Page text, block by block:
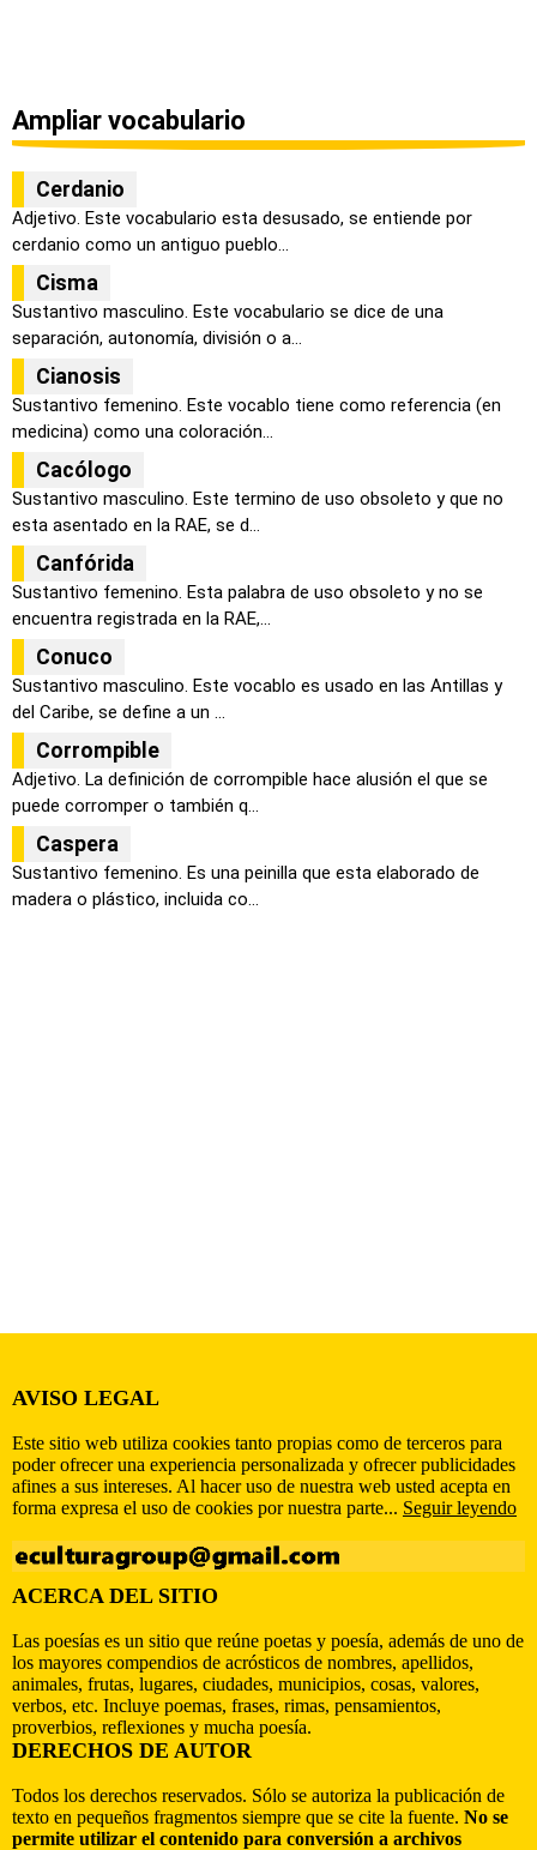
Ampliar vocabulario
Cerdanio
Adjetivo. Este vocabulario esta desusado, se entiende por
cerdanio como un antiguo pueblo...
Cisma
Sustantivo masculino. Este vocabulario se dice de una
separación, autonomía, división o a...
Cianosis
Sustantivo femenino. Este vocablo tiene como referencia (en
medicina) como una coloración...
Cacólogo
Sustantivo masculino. Este termino de uso obsoleto y que no
esta asentado en la RAE, se d...
Canfórida
Sustantivo femenino. Esta palabra de uso obsoleto y no se
encuentra registrada en la RAE,...
Conuco
Sustantivo masculino. Este vocablo es usado en las Antillas y
del Caribe, se define a un ...
Corrompible
Adjetivo. La definición de corrompible hace alusión el que se
puede corromper o también q...
Caspera
Sustantivo femenino. Es una peinilla que esta elaborado de
madera o plástico, incluida co...
AVISO LEGAL
Este sitio web utiliza cookies tanto propias como de terceros para
poder ofrecer una experiencia personalizada y ofrecer publicidades
afines a sus intereses. Al hacer uso de nuestra web usted acepta en
forma expresa el uso de cookies por nuestra parte... Seguir leyendo
ACERCA DEL SITIO
Las poesías es un sitio que reúne poetas y poesía, además de uno de
los mayores compendios de acrósticos de nombres, apellidos,
animales, frutas, lugares, ciudades, municipios, cosas, valores,
verbos, etc. Incluye poemas, frases, rimas, pensamientos,
proverbios, reflexiones y mucha poesía.
DERECHOS DE AUTOR
Todos los derechos reservados. Sólo se autoriza la publicación de
texto en pequeños fragmentos siempre que se cite la fuente. No se
permite utilizar el contenido para conversión a archivos